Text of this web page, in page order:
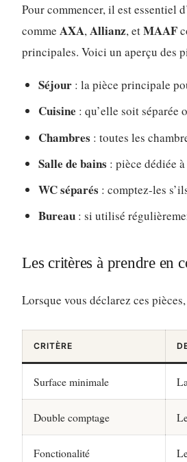
Pour commencer, il est essentiel
comme AXA, Allianz, etMAAF
principales. Voici un aperçu des
Séjour : la pièce principale
Cuisine : qu’elle soit séparée
Chambres : toutes les
Salle de bains : pièce dédiée
WC séparés : comptez-les
Bureau : si utilisé
Les critères à prendre en
Lorsque vous déclarez ces
CRITÈRE
Surface minimale
Double comptage
Fonctionalité